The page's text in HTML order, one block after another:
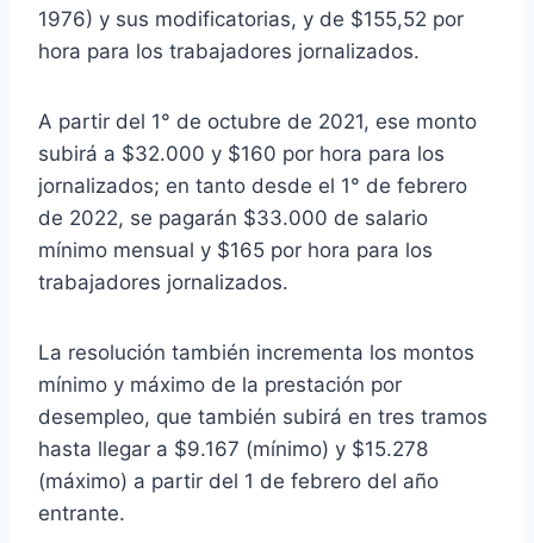
1976) y sus modificatorias, y de $155,52 por
hora para los trabajadores jornalizados.
A partir del 1° de octubre de 2021, ese monto
subirá a $32.000 y $160 por hora para los
jornalizados; en tanto desde el 1° de febrero
de 2022, se pagarán $33.000 de salario
mínimo mensual y $165 por hora para los
trabajadores jornalizados.
La resolución también incrementa los montos
mínimo y máximo de la prestación por
desempleo, que también subirá en tres tramos
hasta llegar a $9.167 (mínimo) y $15.278
(máximo) a partir del 1 de febrero del año
entrante.